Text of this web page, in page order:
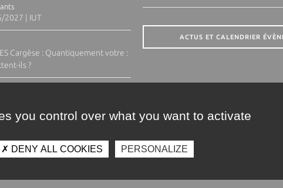
2027 | IUT
Cargèse : Quantiquement votre :
ils ?
ACTUS ET CALENDRIER
you control over what you want to activate
DENY ALL COOKIES PERSONALIZE